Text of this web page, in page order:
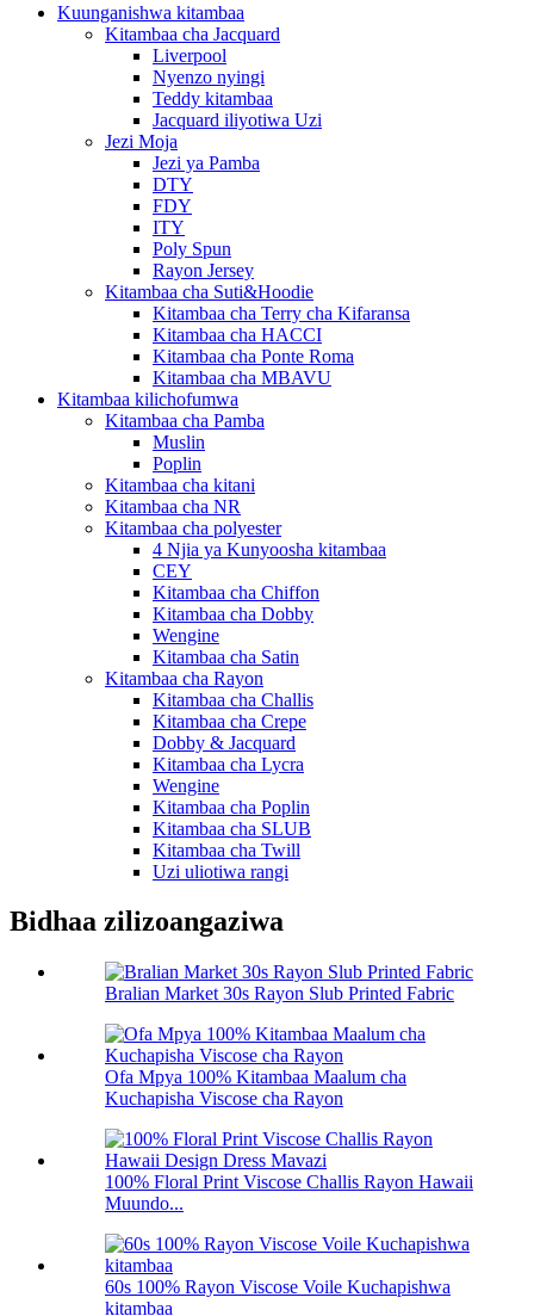
Kuunganishwa kitambaa
Kitambaa cha Jacquard
Liverpool
Nyenzo nyingi
Teddy kitambaa
Jacquard iliyotiwa Uzi
Jezi Moja
Jezi ya Pamba
DTY
FDY
ITY
Poly Spun
Rayon Jersey
Kitambaa cha Suti&Hoodie
Kitambaa cha Terry cha Kifaransa
Kitambaa cha HACCI
Kitambaa cha Ponte Roma
Kitambaa cha MBAVU
Kitambaa kilichofumwa
Kitambaa cha Pamba
Muslin
Poplin
Kitambaa cha kitani
Kitambaa cha NR
Kitambaa cha polyester
4 Njia ya Kunyoosha kitambaa
CEY
Kitambaa cha Chiffon
Kitambaa cha Dobby
Wengine
Kitambaa cha Satin
Kitambaa cha Rayon
Kitambaa cha Challis
Kitambaa cha Crepe
Dobby & Jacquard
Kitambaa cha Lycra
Wengine
Kitambaa cha Poplin
Kitambaa cha SLUB
Kitambaa cha Twill
Uzi uliotiwa rangi
Bidhaa zilizoangaziwa
Bralian Market 30s Rayon Slub Printed Fabric
Ofa Mpya 100% Kitambaa Maalum cha
Kuchapisha Viscose cha Rayon
100% Floral Print Viscose Challis Rayon Hawaii
Muundo...
60s 100% Rayon Viscose Voile Kuchapishwa
kitambaa